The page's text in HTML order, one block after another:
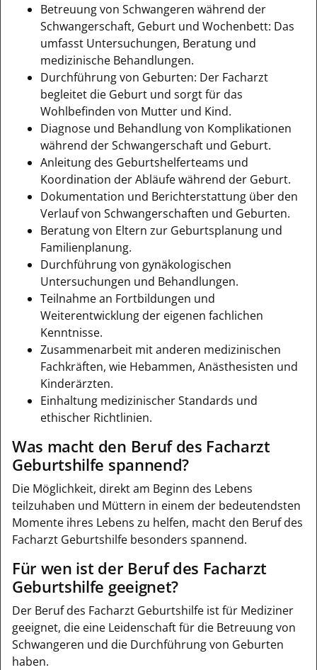
Betreuung von Schwangeren während der
Schwangerschaft, Geburt und Wochenbett: Das
umfasst Untersuchungen, Beratung und
medizinische Behandlungen.
Durchführung von Geburten: Der Facharzt
begleitet die Geburt und sorgt für das
Wohlbefinden von Mutter und Kind.
Diagnose und Behandlung von Komplikationen
während der Schwangerschaft und Geburt.
Anleitung des Geburtshelferteams und
Koordination der Abläufe während der Geburt.
Dokumentation und Berichterstattung über den
Verlauf von Schwangerschaften und Geburten.
Beratung von Eltern zur Geburtsplanung und
Familienplanung.
Durchführung von gynäkologischen
Untersuchungen und Behandlungen.
Teilnahme an Fortbildungen und
Weiterentwicklung der eigenen fachlichen
Kenntnisse.
Zusammenarbeit mit anderen medizinischen
Fachkräften, wie Hebammen, Anästhesisten und
Kinderärzten.
Einhaltung medizinischer Standards und
ethischer Richtlinien.
Was macht den Beruf des Facharzt
Geburtshilfe spannend?
Die Möglichkeit, direkt am Beginn des Lebens
teilzuhaben und Müttern in einem der bedeutendsten
Momente ihres Lebens zu helfen, macht den Beruf des
Facharzt Geburtshilfe besonders spannend.
Für wen ist der Beruf des Facharzt
Geburtshilfe geeignet?
Der Beruf des Facharzt Geburtshilfe ist für Mediziner
geeignet, die eine Leidenschaft für die Betreuung von
Schwangeren und die Durchführung von Geburten
haben.